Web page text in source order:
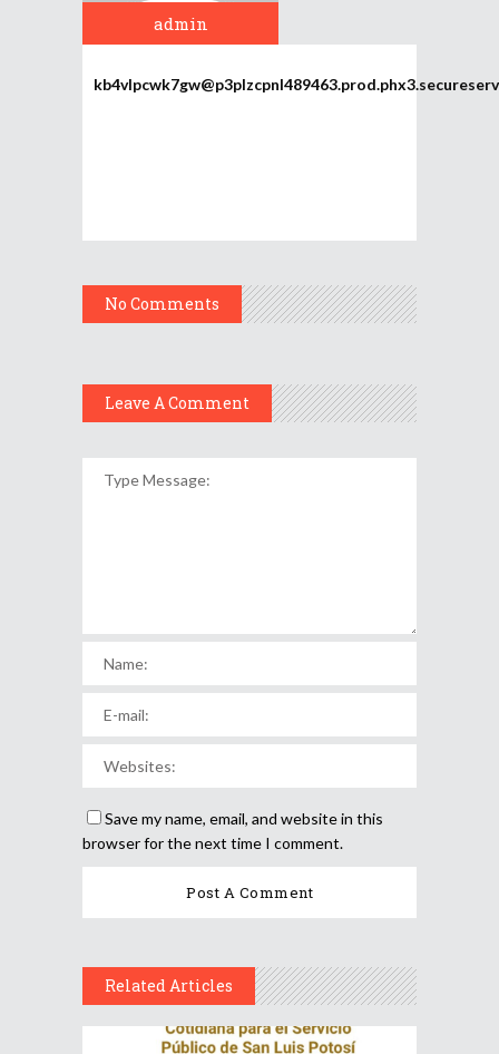
admin
No Comments
Leave A Comment
Save my name, email, and website in this
browser for the next time I comment.
Related Articles